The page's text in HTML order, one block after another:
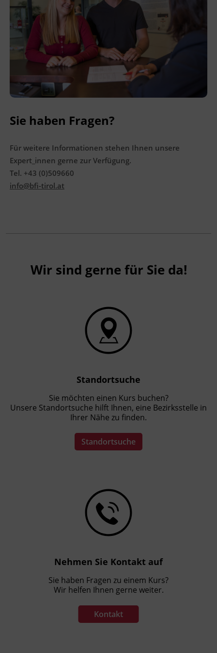
Ingenieurzertifizierung
BFI Reutte
BFI Schwaz
Sie haben Fragen?
Für weitere Informationen stehen Ihnen unsere
Expert_innen gerne zur Verfügung.
Tel. +43 (0)509660
info@bfi-tirol.at
Wir sind gerne für Sie da!
Standortsuche
Sie möchten einen Kurs buchen?
Unsere Standortsuche hilft Ihnen, eine Bezirksstelle in
Ihrer Nähe zu finden.
Standortsuche
Nehmen Sie Kontakt auf
Sie haben Fragen zu einem Kurs?
Wir helfen Ihnen gerne weiter.
Kontakt